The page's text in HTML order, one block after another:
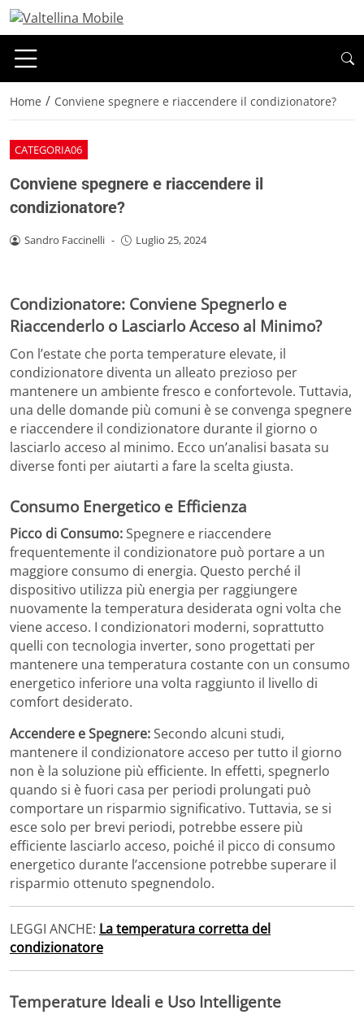
Home / Conviene spegnere e riaccendere il condizionatore?
CATEGORIA06
Conviene spegnere e riaccendere il
condizionatore?
Sandro Faccinelli - Luglio 25, 2024
Condizionatore: Conviene Spegnerlo e
Riaccenderlo o Lasciarlo Acceso al Minimo?
Con l’estate che porta temperature elevate, il
condizionatore diventa un alleato prezioso per
mantenere un ambiente fresco e confortevole. Tuttavia,
una delle domande più comuni è se convenga spegnere
e riaccendere il condizionatore durante il giorno o
lasciarlo acceso al minimo. Ecco un’analisi basata su
diverse fonti per aiutarti a fare la scelta giusta.
Consumo Energetico e Efficienza
Picco di Consumo:Spegnere e riaccendere
frequentemente il condizionatore può portare a un
maggiore consumo di energia. Questo perché il
dispositivo utilizza più energia per raggiungere
nuovamente la temperatura desiderata ogni volta che
viene acceso. I condizionatori moderni, soprattutto
quelli con tecnologia inverter, sono progettati per
mantenere una temperatura costante con un consumo
energetico inferiore una volta raggiunto il livello di
comfort desiderato​.
Accendere e Spegnere:Secondo alcuni studi,
mantenere il condizionatore acceso per tutto il giorno
non è la soluzione più efficiente. In effetti, spegnerlo
quando si è fuori casa per periodi prolungati può
comportare un risparmio significativo. Tuttavia, se si
esce solo per brevi periodi, potrebbe essere più
efficiente lasciarlo acceso, poiché il picco di consumo
energetico durante l’accensione potrebbe superare il
risparmio ottenuto spegnendolo​.
LEGGI ANCHE: La temperatura corretta del
condizionatore
Temperature Ideali e Uso Intelligente